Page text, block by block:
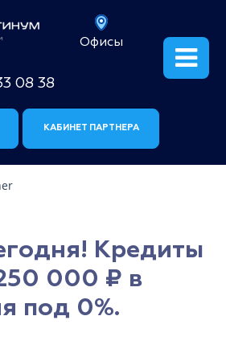
Офисы
08 38
КАБИНЕТ ПАРТНЕРА
Кредиты
000 ₽ в
под 0%.